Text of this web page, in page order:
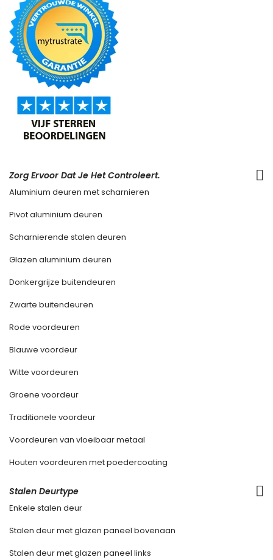
Zorg Ervoor Dat Je Het Controleert.
Aluminium deuren met scharnieren
Pivot aluminium deuren
Scharnierende stalen deuren
Glazen aluminium deuren
Donkergrijze buitendeuren
Zwarte buitendeuren
Rode voordeuren
Blauwe voordeur
Witte voordeuren
Groene voordeur
Traditionele voordeur
Voordeuren van vloeibaar metaal
Houten voordeuren met poedercoating
Stalen Deurtype
Enkele stalen deur
Stalen deur met glazen paneel bovenaan
Stalen deur met glazen paneel links